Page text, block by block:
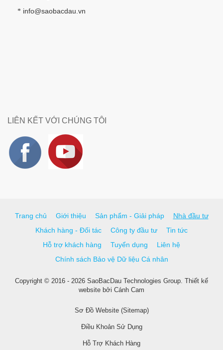
* info@saobacdau.vn
LIÊN KẾT VỚI CHÚNG TÔI
Trang chủ Giới thiệu Sản phẩm - Giải pháp
Nhà đầu tư
Khách hàng - Đối tác
Công ty đầu tư
Tin tức
Hỗ trợ khách hàng
Tuyển dụng
Liên hệ
Chính sách Bảo vệ Dữ liệu Cá nhân
Copyright © 2016 - 2026 SaoBacDau Technologies Group. Thiết kế
website bởi Cánh Cam
Sơ Đồ Website (Sitemap)
Điều Khoản Sử Dụng
Hỗ Trợ Khách Hàng